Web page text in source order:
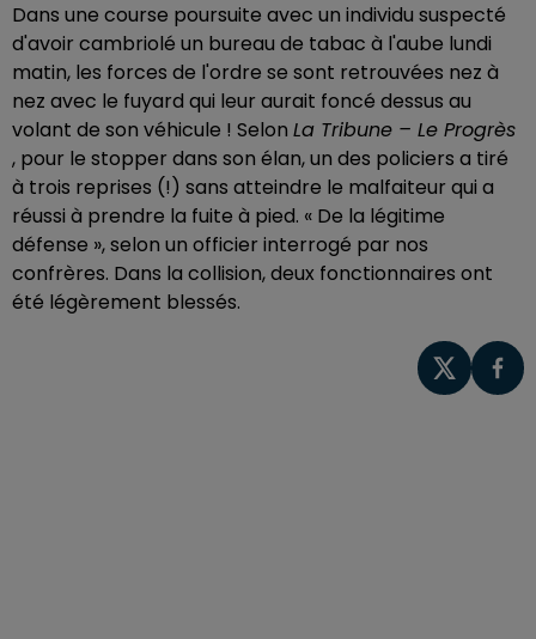
Dans une course poursuite avec un individu suspecté
d'avoir cambriolé un bureau de tabac à l'aube lundi
matin, les forces de l'ordre se sont retrouvées nez à
nez avec le fuyard qui leur aurait foncé dessus au
volant de son véhicule ! Selon La Tribune – Le Progrès
, pour le stopper dans son élan, un des policiers a tiré
à trois reprises (!) sans atteindre le malfaiteur qui a
réussi à prendre la fuite à pied. « De la légitime
défense », selon un officier interrogé par nos
confrères. Dans la collision, deux fonctionnaires ont
été légèrement blessés.